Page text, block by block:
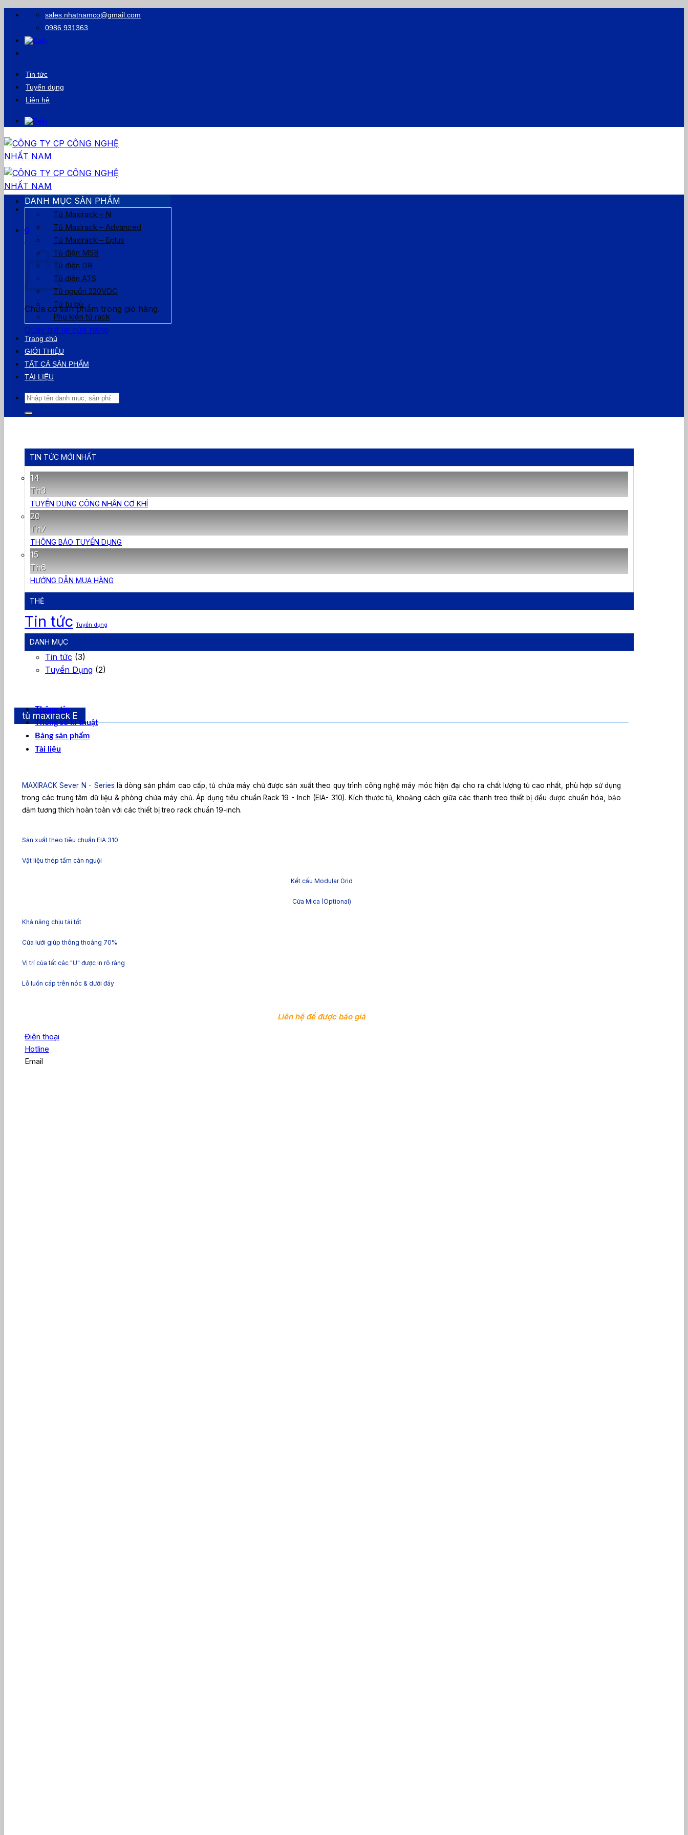
dung
sales.nhatnamco@gmail.com
0986 931363
Tin tức
Tuyển dụng
Liên hệ
0
Giỏ hàng
Chưa có sản phẩm trong giỏ hàng.
Quay trở lại cửa hàng
DANH MỤC SẢN PHẨM
Tủ Maxirack – N
Tủ Maxirack – Advanced
Tủ Maxirack – Eplus
Tủ điện MSB
Tủ điện DB
Tủ điện ATS
Tủ nguồn 220VDC
Tủ tụ bù
Phụ kiện tủ rack
Trang chủ
GIỚI THIỆU
TẤT CẢ SẢN PHẨM
TÀI LIỆU
Tìm
kiếm:
TIN TỨC MỚI NHẤT
14
Th3
TUYỂN DỤNG CÔNG NHÂN CƠ KHÍ
20
Th7
THÔNG BÁO TUYỂN DỤNG
15
Th6
HƯỚNG DẪN MUA HÀNG
THẺ
Tin tức Tuyển dụng
DANH MỤC
Tin tức (3)
Tuyển Dụng (2)
tủ maxirack E
Thông tin
Thông số kĩ thuật
Bảng sản phẩm
Tài liệu
MAXIRACK Sever N - Series là dòng sản phẩm cao cấp, tủ chứa máy chủ được sản xuất theo quy trình công nghệ máy móc hiện đại cho ra chất lượng tủ cao nhất, phù hợp sử dụng
trong các trung tâm dữ liệu & phòng chứa máy chủ. Áp dụng tiêu chuẩn Rack 19 - Inch (EIA- 310). Kích thước tủ, khoảng cách giữa các thanh treo thiết bị đều được chuẩn hóa, bảo
đảm tương thích hoàn toàn với các thiết bị treo rack chuẩn 19-inch.
Sản xuất theo tiêu chuẩn EIA 310
Vật liệu thép tấm cán nguội
Kết cấu Modular Grid
Cửa Mica (Optional)
Khả năng chịu tải tốt
Cửa lưới giúp thông thoáng 70%
Vị trí của tất các "U" được in rõ ràng
Lỗ luồn cáp trên nóc & dưới đáy
Liên hệ để được báo giá
Điện thoại
Hotline
Email